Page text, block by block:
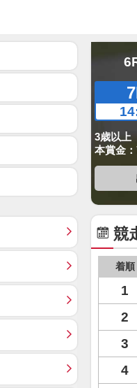
3歳以上
本賞金
競
着順
1
2
3
4